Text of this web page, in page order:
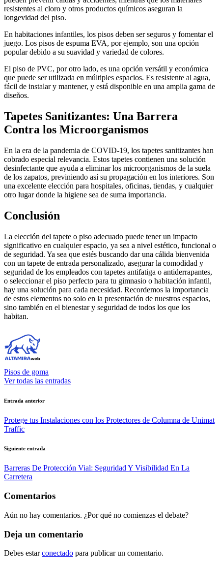
resistentes al cloro y otros productos químicos aseguran la
longevidad del piso.
En habitaciones infantiles, los pisos deben ser seguros y fomentar el
juego. Los pisos de espuma EVA, por ejemplo, son una opción
popular debido a su suavidad y variedad de colores.
El piso de PVC, por otro lado, es una opción versátil y económica
que puede ser utilizada en múltiples espacios. Es resistente al agua,
fácil de instalar y mantener, y está disponible en una amplia gama de
diseños.
Tapetes Sanitizantes: Una Barrera
Contra los Microorganismos
En la era de la pandemia de COVID-19, los tapetes sanitizantes han
cobrado especial relevancia. Estos tapetes contienen una solución
desinfectante que ayuda a eliminar los microorganismos de la suela
de los zapatos, previniendo así su propagación en los interiores. Son
una excelente elección para hospitales, oficinas, tiendas, y cualquier
otro lugar donde la higiene sea de suma importancia.
Conclusión
La elección del tapete o piso adecuado puede tener un impacto
significativo en cualquier espacio, ya sea a nivel estético, funcional o
de seguridad. Ya sea que estés buscando dar una cálida bienvenida
con un tapete de entrada personalizado, asegurar la comodidad y
seguridad de los empleados con tapetes antifatiga o antiderrapantes,
o seleccionar el piso perfecto para tu gimnasio o habitación infantil,
hay una solución para cada necesidad. Recordemos la importancia
de estos elementos no solo en la presentación de nuestros espacios,
sino también en el bienestar y seguridad de todos los que los
habitan.
Pisos de goma
Ver todas las entradas
Navegación
de
entradas
Entrada anterior
Protege tus Instalaciones con los Protectores de Columna de Unimat
Traffic
Siguiente entrada
Barreras De Protección Vial: Seguridad Y Visibilidad En La
Carretera
Comentarios
Aún no hay comentarios. ¿Por qué no comienzas el debate?
Deja un comentario
Debes estarconectado para publicar un comentario.